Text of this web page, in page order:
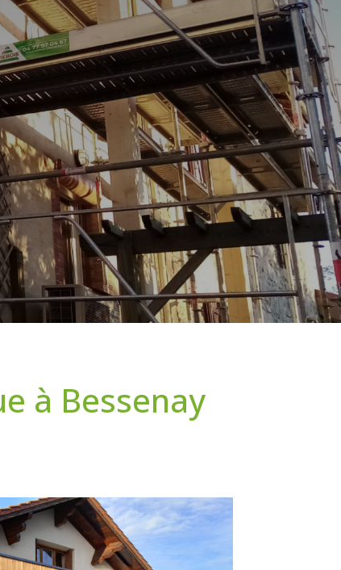
à Bessenay